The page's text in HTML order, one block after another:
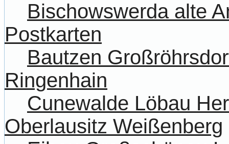
Bischowswerda alte
Postkarten
Bautzen
Ringenhain
Cunewalde Löbau
Oberlausitz Weißenberg